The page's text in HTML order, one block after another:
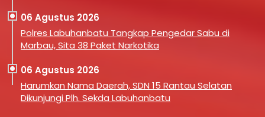
06 Agustus 2026
Polres Labuhanbatu Tangkap Pengedar Sabu di
Marbau, Sita 38 Paket Narkotika
06 Agustus 2026
Harumkan Nama Daerah, SDN 15 Rantau Selatan
Dikunjungi Plh. Sekda Labuhanbatu